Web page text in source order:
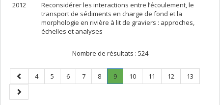
2012
Reconsidérer les interactions entre l’écoulement, le
transport de sédiments en charge de fond et la
morphologie en rivière à lit de graviers : approches,
échelles et analyses
Nombre de résultats : 524
Page
précédente
Page
4 Page
5 Page
6 Page
7 Page
8 Page
9.
Page
Page
10 Page
11 Page
12 Page
13
Page
suivante